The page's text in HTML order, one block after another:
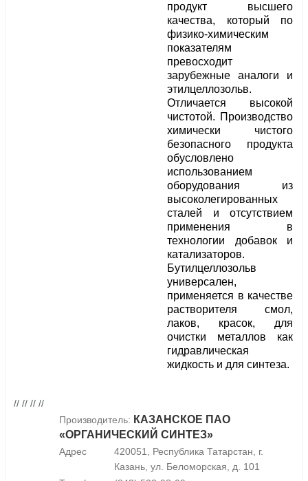
продукт высшего
качества, который по
физико-химическим
показателям
превосходит
зарубежные аналоги и
этилцеллозольв.
Отличается высокой
чистотой. Производство
химически чистого
безопасного продукта
обусловлено
использованием
оборудования из
высоколегированных
сталей и отсутствием
применения в
технологии добавок и
катализаторов.
Бутилцеллозольв
универсален,
применяется в качестве
растворителя смол,
лаков, красок, для
очистки металлов как
гидравлическая
жидкость и для синтеза.
// // // //
Производитель: КАЗАНСКОЕ ПАО
«ОРГАНИЧЕСКИЙ СИНТЕЗ»
Адрес
420051, Республика Татарстан, г.
Казань, ул. Беломорская, д. 101